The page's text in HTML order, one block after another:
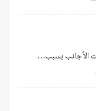
الأجانب بسبب…